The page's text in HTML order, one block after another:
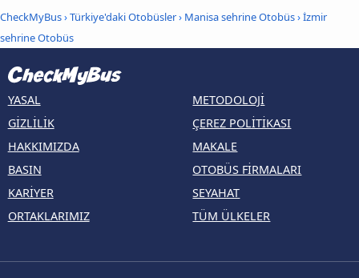
CheckMyBus›Türkiye'daki Otobüsler› Manisa sehrine Otobüs›İzmir
sehrine Otobüs
YASAL
GIZLILIK
HAKKIMIZDA
BASIN
KARIYER
ORTAKLARIMIZ
METODOLOJI
ÇEREZ POLITIKASI
MAKALE
OTOBÜS FIRMALARI
SEYAHAT
TÜM ÜLKELER